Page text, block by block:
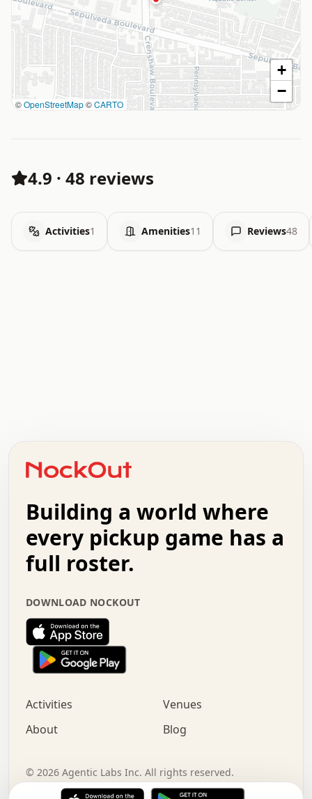
©OpenStreetMap©CARTO
+
−
4.9 · 48 reviews
Activities1 Amenities11 Reviews48
+   .   .   .   .   .   .   .   .   .   +   .   .
.   .   .   .   .   .   .   .   .   .   .   :   .
.   .   .   .   +   .   .   .   .   .   .   .   +
.   :   .   .   .   .   .   .   .   .   o   .   .
.   .   x   .   .   .   .   .   .   :   .   .   o
.   .   .   .   :   .   .   .   .   o   .   .   .
.   .   .   .   .   .   .   :   .   .   .   .   .
.   .   .   .   .   .   .   +   .   .   x   .   .
.   .   .   .   .   :   +   .   .   .   .   .   o
.   .   .   .   .   .   .   .   .   .   .   .   .
.   .   :   o   .   .   .   .   .   .   .   +   .
.   o   .   .   .   .   x   .   .   .   .   .   .
+   .   o   .   .   .   .   o   .   .   .   .
.   +   .   .   .   .   .   .   .   .   :   .   x
.   .   .   .   .   .   .   .   .   .   .   .   .   .
Building a world where
every pickup game has a
full roster.
DOWNLOAD NOCKOUT
Activities
Venues
About
Blog
© 2026 Agentic Labs Inc. All rights reserved.